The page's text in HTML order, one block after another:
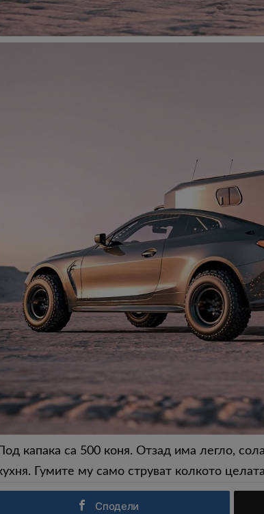
Под капака са 500 коня. Отзад има легло,
Гумите му само струват колкото
Сподели